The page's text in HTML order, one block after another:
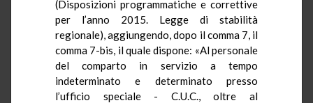
(Disposizioni programmatiche e correttive
per l’anno 2015. Legge di stabilità
regionale), aggiungendo, dopo il comma 7, il
comma 7-bis, il quale dispone: «Al personale
del comparto in servizio a tempo
indeterminato e determinato presso
l’ufficio speciale - C.U.C., oltre al